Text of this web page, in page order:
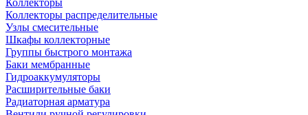
Коллекторы
Коллекторы распределительные
Узлы смесительные
Шкафы коллекторные
Группы быстрого монтажа
Баки мембранные
Гидроаккумуляторы
Расширительные баки
Радиаторная арматура